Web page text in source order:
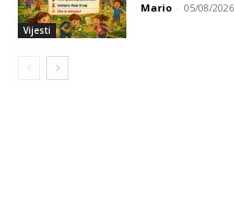
Vijesti
Mario - 05/08/2026